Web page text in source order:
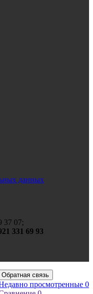
данных
37 07;
331 69 93
Обратная связь
просмотренные 0